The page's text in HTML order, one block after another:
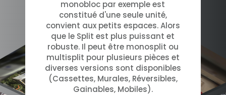
monobloc par exemple est
constitué d'une seule unité,
convient aux petits espaces. Alors
que le Split est plus puissant et
robuste. Il peut être monosplit ou
multisplit pour plusieurs pièces et
diverses versions sont disponibles
(Cassettes, Murales, Réversibles,
Gainables, Mobiles).